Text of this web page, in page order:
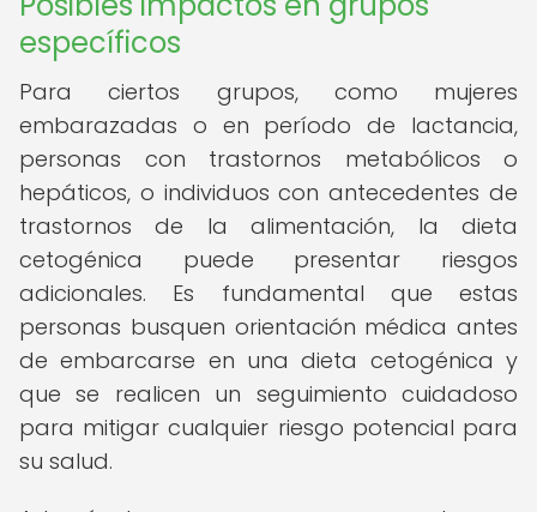
específicos
Para ciertos grupos, como mujeres
embarazadas o en período de lactancia,
personas con trastornos metabólicos o
hepáticos, o individuos con antecedentes de
trastornos de la alimentación, la dieta
cetogénica puede presentar riesgos
adicionales. Es fundamental que estas
personas busquen orientación médica antes
de embarcarse en una dieta cetogénica y
que se realicen un seguimiento cuidadoso
para mitigar cualquier riesgo potencial para
su salud.